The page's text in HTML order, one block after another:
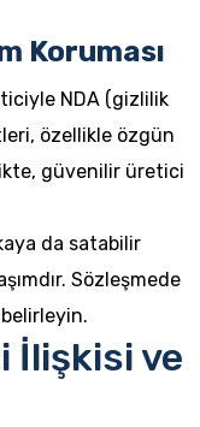
Koruması
NDA (gizlilik
özellikle özgün
güvenilir üretici
da satabilir
Sözleşmede
İlişkisi ve